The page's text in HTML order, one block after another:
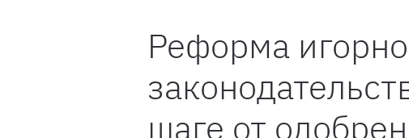
Реформа
шаге от